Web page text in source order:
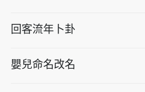
回客流年卜卦
嬰兒命名改名